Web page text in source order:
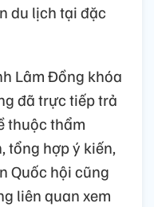
du lịch tại đặc
Lâm Đồng khóa
đã trực tiếp trả
thuộc thẩm
tổng hợp ý kiến,
Quốc hội cũng
liên quan xem